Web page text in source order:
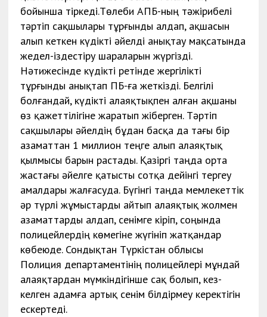
бойынша тіркеді.Төлеби АПБ-ның тәжірибелі
тәртіп сақшылары тұрғынды алдап, ақшасын
алып кеткен күдікті әйелді анықтау мақсатында
жедел-іздестіру шараларын жүргізді.
Нәтижесінде күдікті ретінде жергілікті
тұрғынды анықтап ПБ-ға жеткізді. Белгілі
болғандай, күдікті алаяқтықпен алған ақшаны
өз қажеттілігіне жаратып жіберген. Тәртіп
сақшылары әйелдің бұдан басқа да тағы бір
азаматтан 1 миллион теңге алып алаяқтық
қылмысы барын растады. Қазіргі таңда орта
жастағы әйелге қатысты сотқа дейінгі тергеу
амалдары жалғасуда. Бүгінгі таңда мемлекеттік
әр түрлі жұмыстарды айтып алаяқтық жолмен
азаматтарды алдап, сенімге кіріп, соңында
полицейлердің көмегіне жүгініп жатқандар
көбеюде. Сондықтан Түркістан облысы
Полиция департаментінің полицейлері мұндай
алаяқтардан мүмкіндігінше сақ болып, кез-
келген адамға артық сенім білдірмеу керектігін
ескертеді.